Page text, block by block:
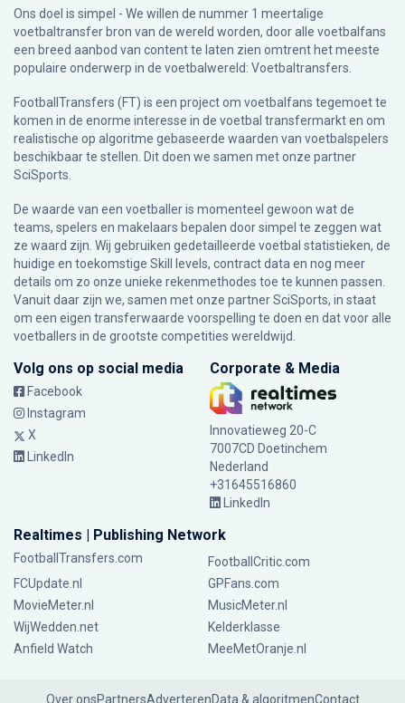
Ons doel is simpel - We willen de nummer 1 meertalige
voetbaltransfer bron van de wereld worden, door alle voetbalfans
een breed aanbod van content te laten zien omtrent het meeste
populaire onderwerp in de voetbalwereld: Voetbaltransfers.
FootballTransfers (FT) is een project om voetbalfans tegemoet te
komen in de enorme interesse in de voetbal transfermarkt en om
realistische op algoritme gebaseerde waarden van voetbalspelers
beschikbaar te stellen. Dit doen we samen met onze partner
SciSports
De waarde van een voetballer is momenteel gewoon wat de
teams, spelers en makelaars bepalen door simpel te zeggen wat
ze waard zijn. Wij gebruiken gedetailleerde voetbal statistieken, de
huidige en toekomstige Skill levels, contract data en nog meer
details om zo onze unieke rekenmethodes toe te kunnen passen.
Vanuit daar zijn we, samen met onze partner SciSports, in staat
om een eigen transferwaarde voorspelling te doen en dat voor alle
voetballers in de grootste competities wereldwijd.
Volg ons op social media
Facebook
Instagram
X
LinkedIn
Corporate & Media
Innovatieweg 20-C
7007CD Doetinchem
Nederland
+31645516860
LinkedIn
Realtimes | Publishing Network
FootballTransfers.com
FootballCritic.com
FCUpdate.nl
GPFans.com
MovieMeter.nl
MusicMeter.nl
WijWedden.net
Kelderklasse
Anfield Watch
MeeMetOranje.nl
Over onsPartnersAdverterenData & algoritmenContact